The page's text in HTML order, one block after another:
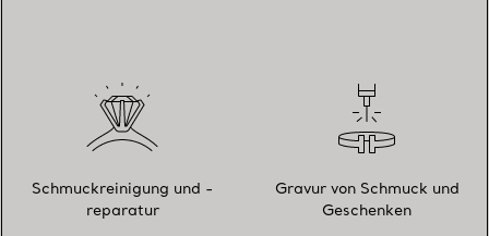
Schmuckreinigung und -
reparatur
Gravur von Schmuck und
Geschenken